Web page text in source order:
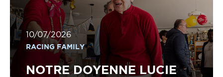
10/07/2026
RACING FAMILY
NOTRE DOYENNE LUCIE